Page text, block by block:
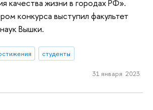
качества жизни в городах РФ».
конкурса выступил факультет
Вышки.
студенты
31 января 2023